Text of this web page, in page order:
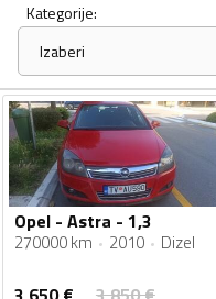
Kategorije:
Izaberi
Opel - Astra - 1,3
270000 km 2010 Dizel